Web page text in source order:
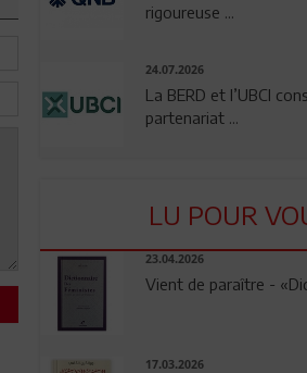
rigoureuse ...
24.07.2026
La BERD et l’UBCI
partenariat ...
LU POUR
23.04.2026
Vient de paraître -
17.03.2026